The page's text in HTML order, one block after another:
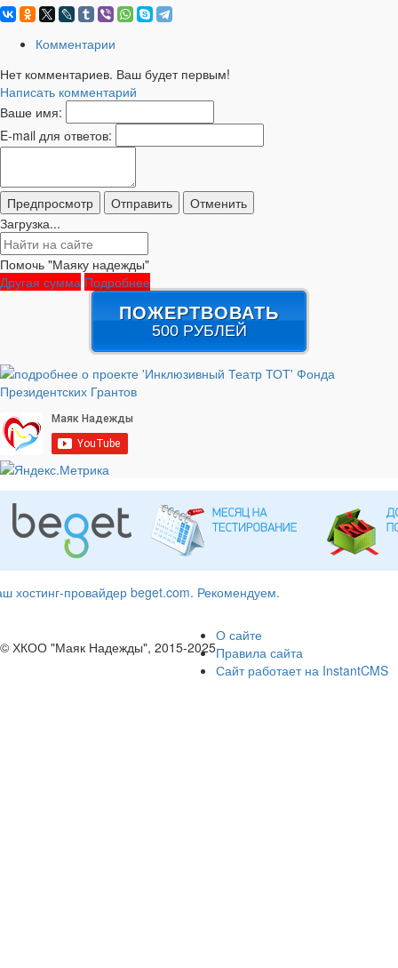
Комментарии
Нет комментариев. Ваш будет первым!
Написать комментарий
Ваше имя:
E-mail для ответов:
Загрузка...
Помочь "Маяку надежды"
Другая сумма Подробнее
ПОЖЕРТВОВАТЬ
500 РУБЛЕЙ
хостинг-провайдер beget.com. Рекомендуем.
© ХКОО "Маяк Надежды", 2015-2025
О сайте
Правила сайта
Сайт работает на InstantCMS